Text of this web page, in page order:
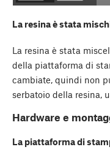
La resina è stata
La resina è stata
della piattaforma di
cambiate, quindi non
serbatoio della resina,
Hardware e
La piattaforma di